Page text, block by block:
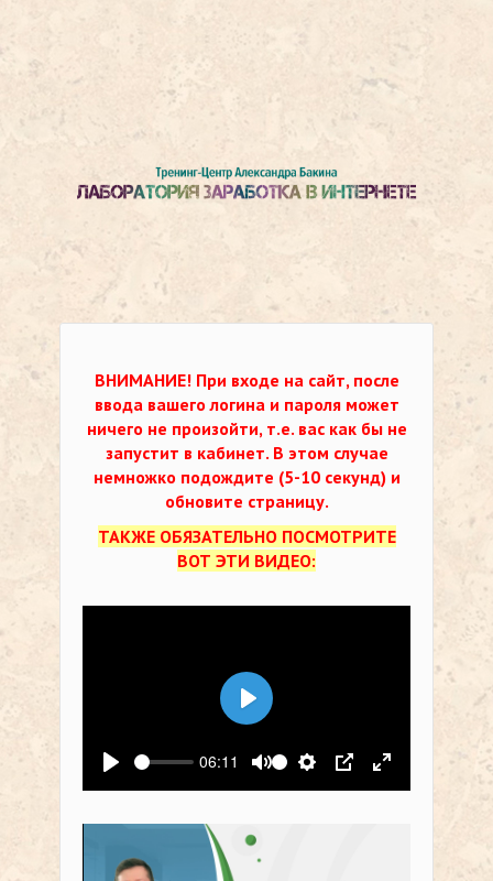
ВНИМАНИЕ! При входе на сайт, после
ввода вашего логина и пароля может
ничего не произойти, т.е. вас как бы не
запустит в кабинет. В этом случае
немножко подождите (5-10 секунд) и
обновите страницу.
ТАКЖЕ ОБЯЗАТЕЛЬНО ПОСМОТРИТЕ
ВОТ ЭТИ ВИДЕО:
Воспроизвести
06:11
Выключить звук
Настройки
PIP На весь
Воспроизвести